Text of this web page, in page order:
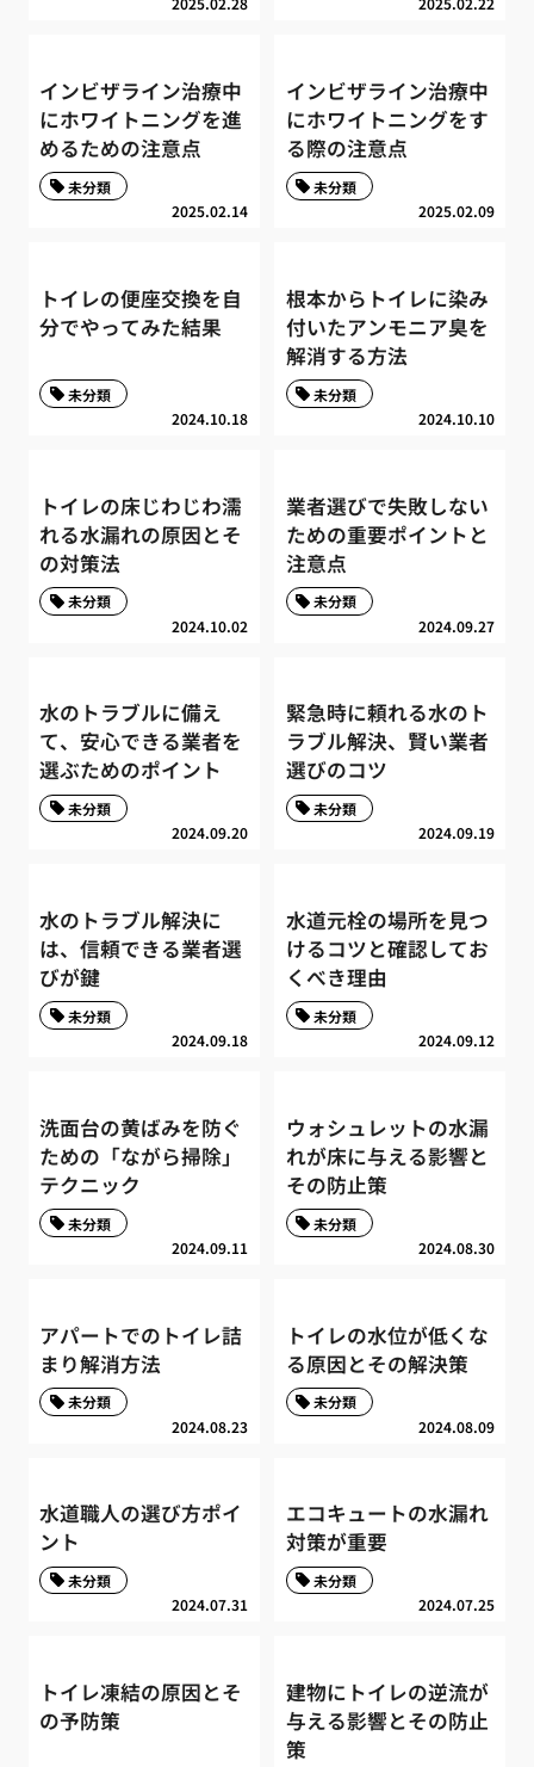
インビザライン治療中
にホワイトニングを進
めるための注意点
2025.02.14
未分類
インビザライン治療中
にホワイトニングをす
る際の注意点
2025.02.09
未分類
トイレの便座交換を自
分でやってみた結果
2024.10.18
未分類
根本からトイレに染み
付いたアンモニア臭を
解消する方法
2024.10.10
未分類
トイレの床じわじわ濡
れる水漏れの原因とそ
の対策法
2024.10.02
未分類
業者選びで失敗しない
ための重要ポイントと
注意点
2024.09.27
未分類
水のトラブルに備え
て、安心できる業者を
選ぶためのポイント
2024.09.20
未分類
緊急時に頼れる水のト
ラブル解決、賢い業者
選びのコツ
2024.09.19
未分類
水のトラブル解決に
は、信頼できる業者選
びが鍵
2024.09.18
未分類
水道元栓の場所を見つ
けるコツと確認してお
くべき理由
2024.09.12
未分類
洗面台の黄ばみを防ぐ
ための「ながら掃除」
テクニック
2024.09.11
未分類
ウォシュレットの水漏
れが床に与える影響と
その防止策
2024.08.30
未分類
アパートでのトイレ詰
まり解消方法
2024.08.23
未分類
トイレの水位が低くな
る原因とその解決策
2024.08.09
未分類
水道職人の選び方ポイ
ント
2024.07.31
未分類
エコキュートの水漏れ
対策が重要
2024.07.25
未分類
トイレ凍結の原因とそ
の予防策
建物にトイレの逆流が
与える影響とその防止
策